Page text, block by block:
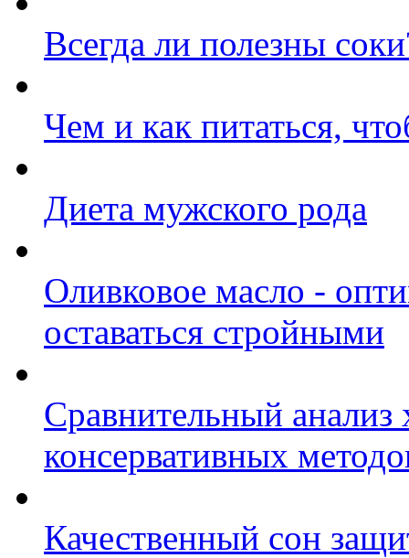
Всегда ли полезны
Чем и как питаться,
Диета мужского рода
Оливковое масло -
оставаться стройными
Сравнительный анализ
консервативных
Качественный сон